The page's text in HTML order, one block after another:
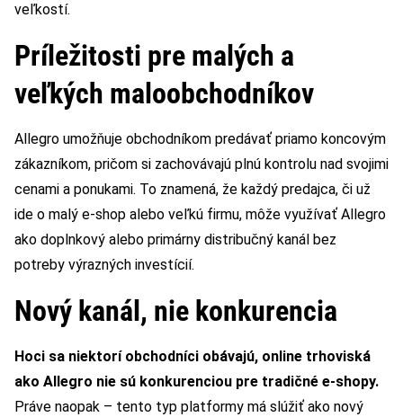
veľkostí.
Príležitosti pre malých a
veľkých maloobchodníkov
Allegro umožňuje obchodníkom predávať priamo koncovým
zákazníkom, pričom si zachovávajú plnú kontrolu nad svojimi
cenami a ponukami. To znamená, že každý predajca, či už
ide o malý e-shop alebo veľkú firmu, môže využívať Allegro
ako doplnkový alebo primárny distribučný kanál bez
potreby výrazných investícií.
Nový kanál, nie konkurencia
Hoci sa niektorí obchodníci obávajú, online trhoviská
ako Allegro nie sú konkurenciou pre tradičné e-shopy.
Práve naopak – tento typ platformy má slúžiť ako nový